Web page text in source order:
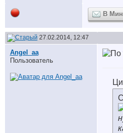
В
27.02.2014, 12:47
Angel_aa
Пользователь